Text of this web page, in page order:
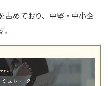
占めており、中堅・中小企